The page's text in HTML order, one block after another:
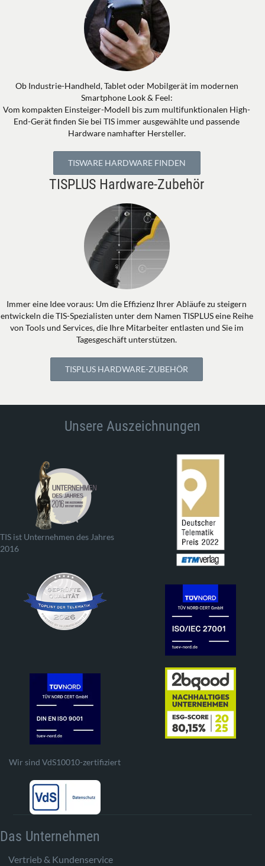
Ob Industrie-Handheld, Tablet oder Mobilgerät im modernen
Smartphone Look & Feel:
Vom kompakten Einsteiger-Modell bis zum multifunktionalen High-
End-Gerät finden Sie bei TIS immer ausgewählte und passende
Hardware namhafter Hersteller.
TISWARE HARDWARE FINDEN
TISPLUS Hardware-Zubehör
Immer eine Idee voraus: Um die Effizienz Ihrer Abläufe zu steigern
entwickeln die TIS-Spezialisten unter dem Namen TISPLUS eine Reihe
von Tools und Services, die Ihre Mitarbeiter entlasten und Sie im
Tagesgeschäft unterstützen.
TISPLUS HARDWARE-ZUBEHÖR
Unsere Auszeichnungen
TIS ist Unternehmen des Jahres
2016
Wir sind VdS10010-zertifiziert
Das Unternehmen
Vertrieb & Kundenservice